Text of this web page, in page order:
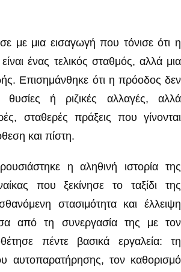
με μια εισαγωγή που τόνισε ότι η
ένας τελικός σταθμός, αλλά μια
Επισημάνθηκε ότι η πρόοδος δεν
θυσίες ή ριζικές αλλαγές, αλλά
σταθερές πράξεις που γίνονται
και πίστη.
η αληθινή ιστορία της
που ξεκίνησε το ταξίδι της
στασιμότητα και έλλειψη
από τη συνεργασία της με τον
πέντε βασικά εργαλεία: τη
αυτοπαρατήρησης, τον καθορισμό